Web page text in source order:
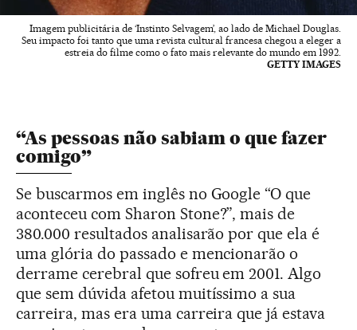
Imagem publicitária de ‘Instinto Selvagem’, ao lado de Michael Douglas.
Seu impacto foi tanto que uma revista cultural francesa chegou a eleger a
estreia do filme como o fato mais relevante do mundo em 1992.
GETTY IMAGES
“As pessoas não sabiam o que fazer
comigo”
Se buscarmos em inglês no Google “O que
aconteceu com Sharon Stone?”, mais de
380.000 resultados analisarão por que ela é
uma glória do passado e mencionarão o
derrame cerebral que sofreu em 2001. Algo
que sem dúvida afetou muitíssimo a sua
carreira, mas era uma carreira que já estava